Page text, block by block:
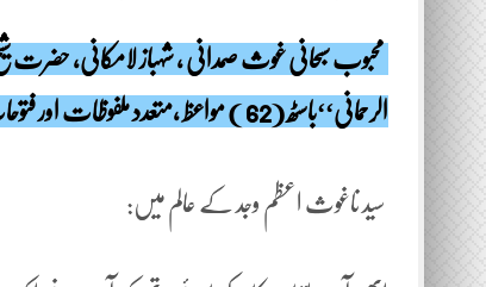
محبوب سبحانی غوث صمدانی ، شہباز لامکانی، حضرت
الرحمانی‘‘باسٹھ (62 ) مواعظ ،متعدد ملفوظات اور فتوحات کا مجموعہ ہے، یہ خطبہ ان کی فتوحات میں سے ہے۔
سید ناغوث اعظم وجد کے عالم میں: